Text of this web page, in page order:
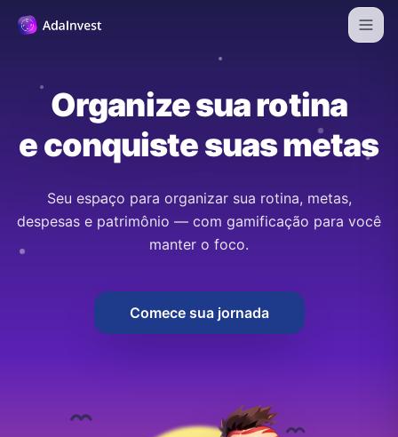
Organize sua rotina
e conquiste suas metas
Seu espaço para organizar sua rotina, metas,
despesas e patrimônio — com gamificação para você
manter o foco.
Comece sua jornada